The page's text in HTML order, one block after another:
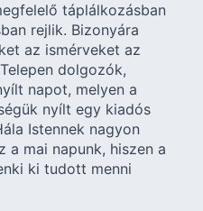
táplálkozásban
rejlik. Bizonyára
az ismérveket az
dolgozók,
napot, melyen a
nyílt egy kiadós
Istennek nagyon
a mai napunk, hiszen a
ki tudott menni